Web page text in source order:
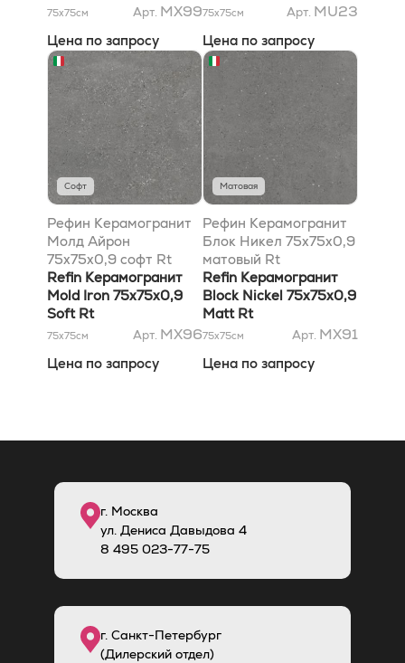
75x75см Арт. MX99
Цена по запросу
75x75см Арт. MU23
Цена по запросу
Софт
Рефин Керамогранит
Молд Айрон
75x75x0,9 софт Rt
Refin Керамогранит
Mold Iron 75x75x0,9
Soft Rt
75x75см Арт. MX96
Цена по запросу
Матовая
Рефин Керамогранит
Блок Никел 75x75x0,9
матовый Rt
Refin Керамогранит
Block Nickel 75x75x0,9
Matt Rt
75x75см Арт. MX91
Цена по запросу
г. Москва
ул. Дениса Давыдова 4
8 495 023-77-75
г. Санкт-Петербург
(Дилерский отдел)